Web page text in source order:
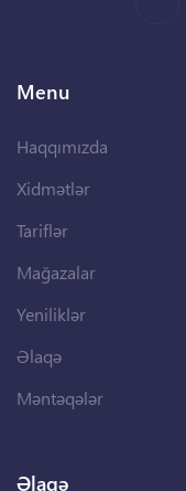
Menu
Haqqımızda
Xidmətlər
Tariflər
Mağazalar
Yeniliklər
Əlaqə
Məntəqələr
Əlaqə